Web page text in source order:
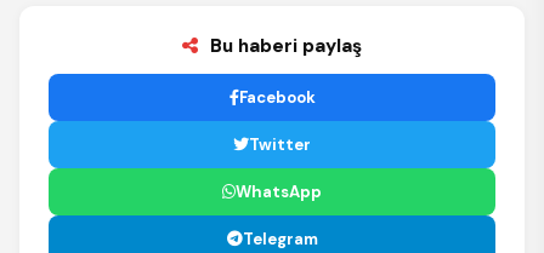
Bu haberi paylaş
Facebook
Twitter
WhatsApp
Telegram